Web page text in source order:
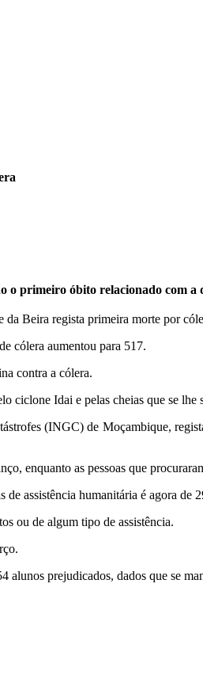
primeiro óbito relacionado com
cólera aumentou para 517.
contra a cólera.
Idai e pelas cheias que se
(INGC) de Moçambique,
enquanto as pessoas que
assistência humanitária é agora de
ou de algum tipo de assistência.
prejudicados, dados que se